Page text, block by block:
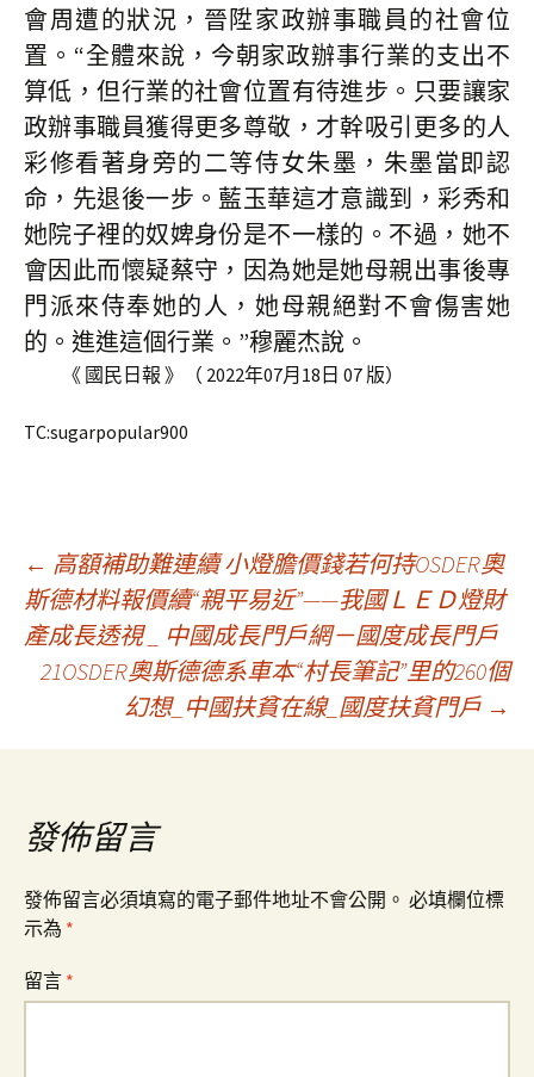
會周遭的狀況，晉陞家政辦事職員的社會位
置。“全體來說，今朝家政辦事行業的支出不
算低，但行業的社會位置有待進步。只要讓家
政辦事職員獲得更多尊敬，才幹吸引更多的人
彩修看著身旁的二等侍女朱墨，朱墨當即認
命，先退後一步。藍玉華這才意識到，彩秀和
她院子裡的奴婢身份是不一樣的。不過，她不
會因此而懷疑蔡守，因為她是她母親出事後專
門派來侍奉她的人，她母親絕對不會傷害她
的。進進這個行業。”穆麗杰說。
《 國民日報 》（ 2022年07月18日 07 版）
TC:sugarpopular900
文
章
導
覽
← 高額補助難連續 小燈膽價錢若何持OSDER奧
斯德材料報價續“親平易近”——我國ＬＥＤ燈財
產成長透視 _ 中國成長門戶網－國度成長門戶
21OSDER奧斯德德系車本“村長筆記”里的260個
幻想_中國扶貧在線_國度扶貧門戶 →
發佈留言
發佈留言必須填寫的電子郵件地址不會公開。 必填欄位標
示為 *
留言 *